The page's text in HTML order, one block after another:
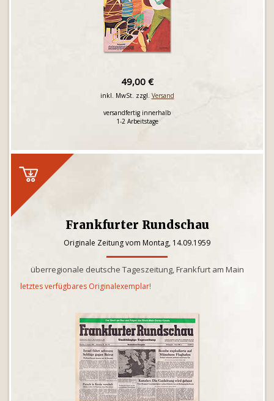
49,00 €
inkl. MwSt. zzgl. Versand
versandfertig innerhalb
1-2 Arbeitstage
Frankfurter Rundschau
Originale Zeitung vom Montag, 14.09.1959
überregionale deutsche Tageszeitung, Frankfurt am Main
letztes verfügbares Originalexemplar!